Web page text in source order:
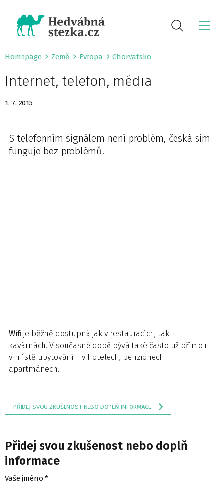
Homepage Země Evropa Chorvatsko
Internet, telefon, média
1. 7. 2015
S telefonním signálem není problém, česká sim
funguje bez problémů.
Wifi je běžně dostupná jak v restauracích, tak i
kavárnách. V současné době bývá také často už přímo i
v místě ubytování – v hotelech, penzionech i
apartmánech.
PŘIDEJ SVOU ZKUŠENOST NEBO DOPLŇ INFORMACE
Přidej svou zkušenost nebo doplň
informace
Vaše jméno *